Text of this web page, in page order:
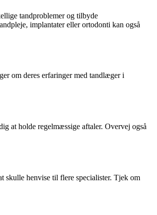
tandproblemer og tilbyde
implantater eller ortodonti kan også
om deres erfaringer med tandlæger i
at holde regelmæssige aftaler. Overvej også
skulle henvise til flere specialister. Tjek om